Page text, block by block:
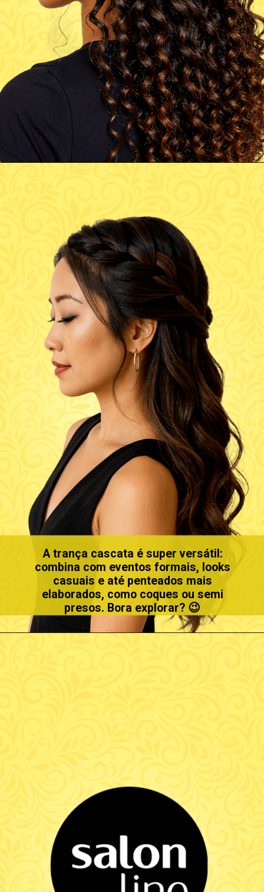
A trança cascata é super versátil:
combina com eventos formais, looks
casuais e até penteados mais
elaborados, como coques ou semi
presos. Bora explorar? 😉